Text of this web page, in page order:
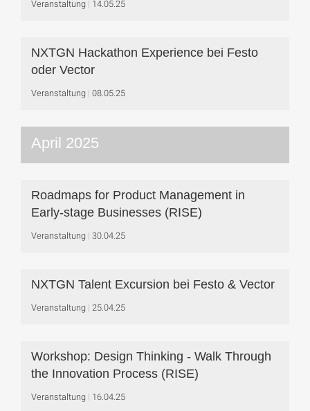
Veranstaltung 14.05.25
NXTGN Hackathon Experience bei Festo
oder Vector
Veranstaltung 08.05.25
April 2025
Roadmaps for Product Management in
Early-stage Businesses (RISE)
Veranstaltung 30.04.25
NXTGN Talent Excursion bei Festo & Vector
Veranstaltung 25.04.25
Workshop: Design Thinking - Walk Through
the Innovation Process (RISE)
Veranstaltung 16.04.25